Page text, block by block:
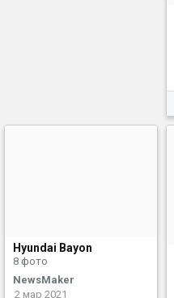
Hyundai Bayon
8 фото
NewsMaker
2 мар 2021